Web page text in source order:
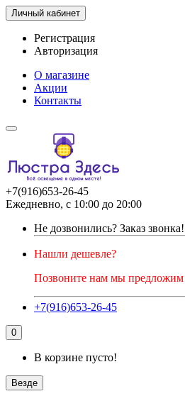
Личный кабинет
Регистрация
Авторизация
О магазине
Акции
Контакты
+7(916)653-26-45
Ежедневно, с 10:00 до 20:00
Не дозвонились? Заказ звонка!
Нашли дешевле?
Позвоните нам мы
+7(916)653-26-45
0
В корзине пусто!
Везде